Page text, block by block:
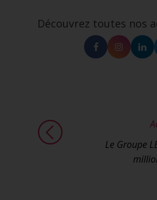
Découvrez toutes nos
FacebookInstagram
Le Groupe